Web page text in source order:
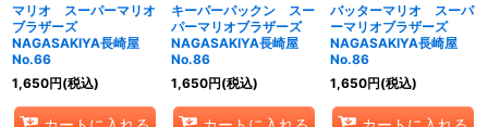
マリオ スーパーマリオ
ブラザーズ
NAGASAKIYA長崎屋
No.66
1,650円(税込)
キーパーパックン スー
パーマリオブラザーズ
NAGASAKIYA長崎屋
No.86
1,650円(税込)
バッターマリオ スーパ
ーマリオブラザーズ
NAGASAKIYA長崎屋
No.86
1,650円(税込)